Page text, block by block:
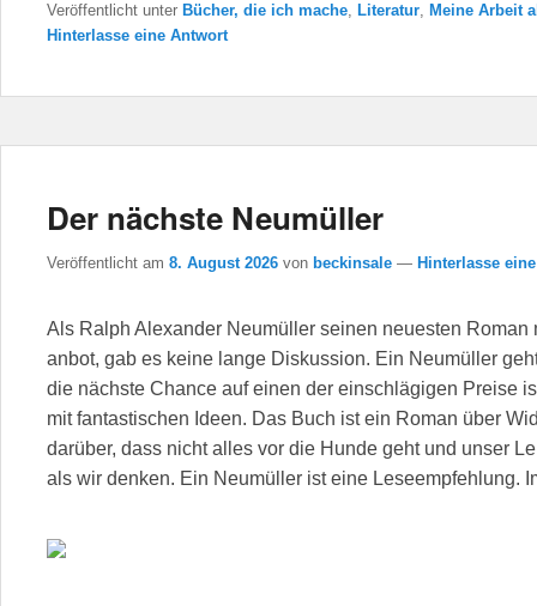
Veröffentlicht unter Bücher, die ich mache, Literatur, Meine Arbeit
Hinterlasse eine Antwort
Der nächste Neumüller
Veröffentlicht am 8. August 2026 von beckinsale — Hinterlasse
Als Ralph Alexander Neumüller seinen neuesten Roman
anbot, gab es keine lange Diskussion. Ein Neumüller
die nächste Chance auf einen der einschlägigen Preise
mit fantastischen Ideen. Das Buch ist ein Roman über
darüber, dass nicht alles vor die Hunde geht und unser
als wir denken. Ein Neumüller ist eine Leseempfehlung.